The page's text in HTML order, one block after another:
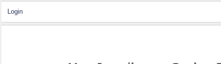
Login